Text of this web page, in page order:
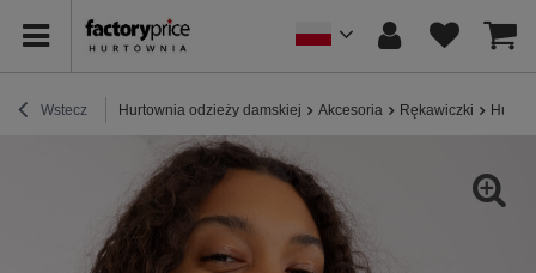
Wstecz Hurtownia odzieży damskiej Akcesoria Rękawiczki Hurt